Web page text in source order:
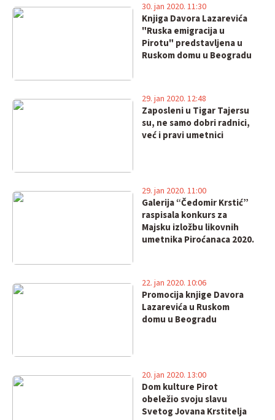
Knjiga Davora Lazarevića
"Ruska emigracija u
Pirotu" predstavljena u
Ruskom domu u Beogradu
30. jan 2020. 11:30
Zaposleni u Tigar Tajersu
su, ne samo dobri radnici,
već i pravi umetnici
29. jan 2020. 12:48
Galerija “Čedomir Krstić”
raspisala konkurs za
Majsku izložbu likovnih
umetnika Piroćanaca 2020.
29. jan 2020. 11:00
Promocija knjige Davora
Lazarevića u Ruskom
domu u Beogradu
22. jan 2020. 10:06
Dom kulture Pirot
obeležio svoju slavu
Svetog Jovana Krstitelja
20. jan 2020. 13:00